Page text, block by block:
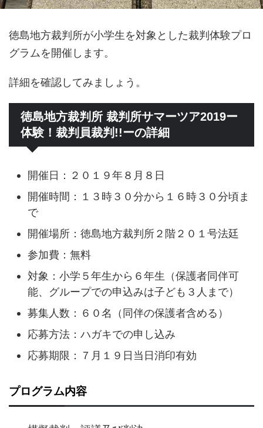
徳島地方裁判所が小学生を対象とした裁判体験プロ
グラムを開催します。
詳細を確認してみましょう。
徳島地方裁判所 裁判所サマーツア2019ー
体験！裁判員裁判!!ーの詳細
開催日：２０１９年８月８日
開催時間：１３時３０分から１６時３０分頃ま
で
開催場所：徳島地方裁判所２階２０１号法廷
参加費：無料
対象：小学５年生から６年生（保護者同伴可
能、グループでの申込みは子ども３人まで）
募集人数：６０名（同伴の保護者含める）
応募方法：ハガキでの申し込み
応募期限：７月１９日当日消印有効
プログラム内容